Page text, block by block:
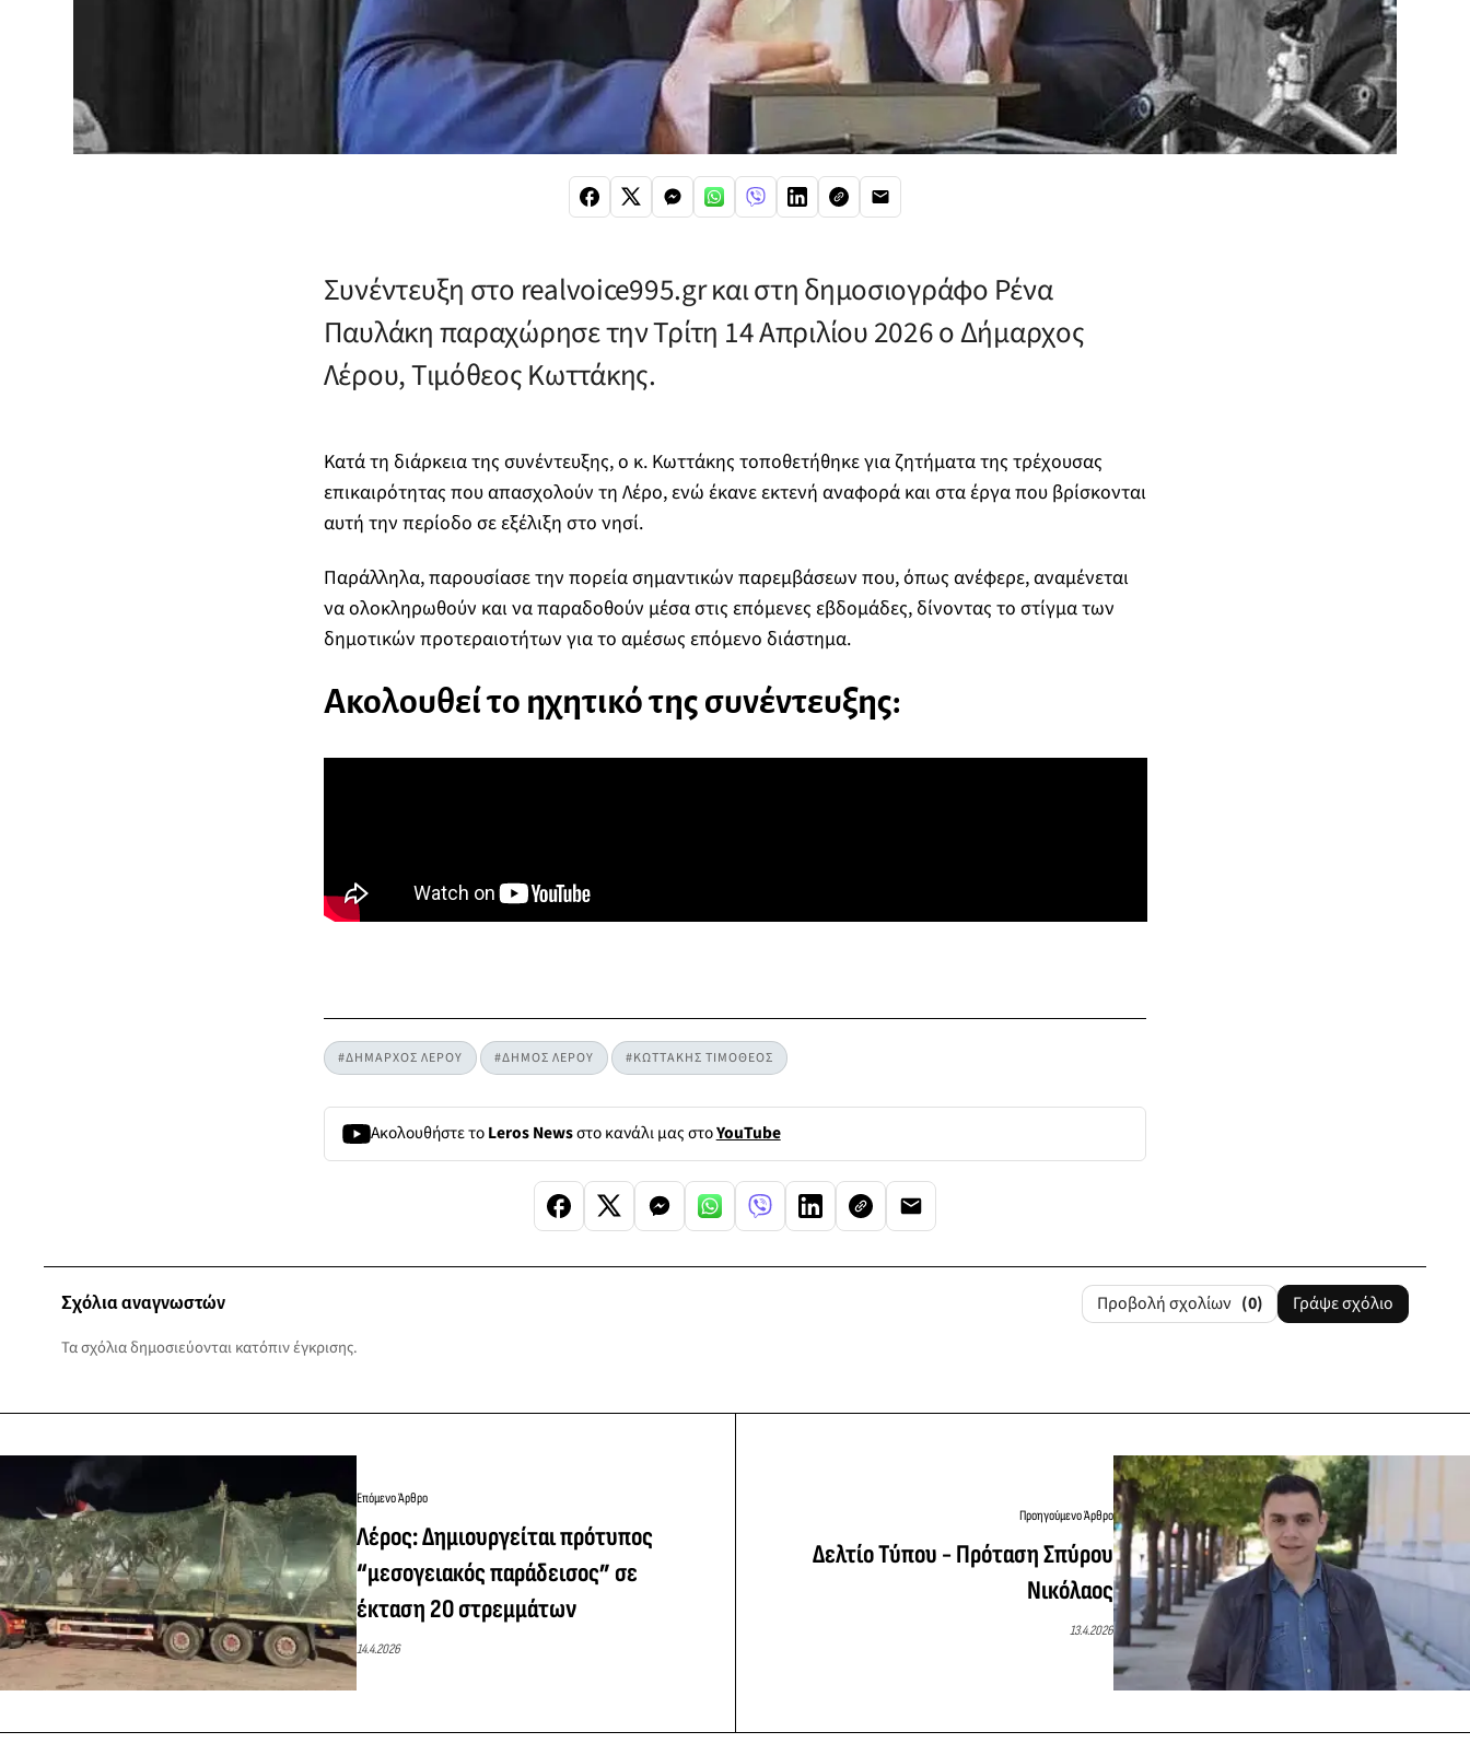
Συνέντευξη στο realvoice995.gr και στη δημοσιογράφο Ρένα
Παυλάκη παραχώρησε την Τρίτη 14 Απριλίου 2026 ο Δήμαρχος
Λέρου, Τιμόθεος Κωττάκης.
Κατά τη διάρκεια της συνέντευξης, ο κ. Κωττάκης τοποθετήθηκε για ζητήματα της τρέχουσας
επικαιρότητας που απασχολούν τη Λέρο, ενώ έκανε εκτενή αναφορά και στα έργα που βρίσκονται
αυτή την περίοδο σε εξέλιξη στο νησί.
Παράλληλα, παρουσίασε την πορεία σημαντικών παρεμβάσεων που, όπως ανέφερε, αναμένεται
να ολοκληρωθούν και να παραδοθούν μέσα στις επόμενες εβδομάδες, δίνοντας το στίγμα των
δημοτικών προτεραιοτήτων για το αμέσως επόμενο διάστημα.
Ακολουθεί το ηχητικό της συνέντευξης:
#ΔΗΜΑΡΧΟΣ ΛΕΡΟΥ #ΔΗΜΟΣ ΛΕΡΟΥ #ΚΩΤΤΑΚΗΣ ΤΙΜΟΘΕΟΣ
Ακολουθήστε τοLeros Newsστο κανάλι μας στοYouTube
Σχόλια αναγνωστών Προβολή σχολίων (0) Γράψε σχόλιο
Τα σχόλια δημοσιεύονται κατόπιν έγκρισης.
Επόμενο Άρθρο
Λέρος: Δημιουργείται πρότυπος
“μεσογειακός παράδεισος” σε
έκταση 20 στρεμμάτων
14.4.2026
Προηγούμενο Άρθρο
Δελτίο Τύπου - Πρόταση Σπύρου
Νικόλαος
13.4.2026